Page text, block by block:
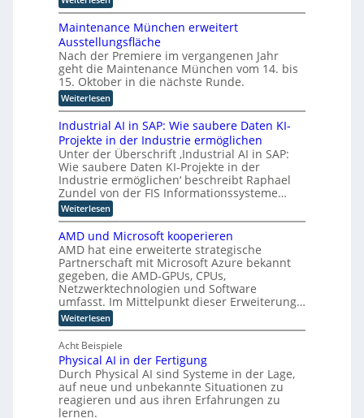
i
g
e
n
z
z
u
o
p
t
i
m
i
e
r
e
n
L
o
g
i
s
t
i
k
p
r
r
e
z
u
e
t
i
i
z
i
e
r
u
n
g
s
v
e
r
f
a
h
e
n
4
.
0
r
i
c
h
t
e
t
o
k
u
s
a
u
f
i
n
d
u
s
t
r
i
e
l
l
e
K
I
i
e
l
e
r
K
I
E
n
w
i
k
l
u
n
g
n
d
r
e
a
l
e
n
B
e
t
r
i
e
b
S
i
f
u
n
g
f
ü
r
h
u
m
a
n
o
i
d
e
R
o
b
o
t
i
k
u
n
K
I
g
e
g
r
Maintenance München erweitert
Ausstellungsfläche
Nach der Premiere im vergangenen Jahr
geht die Maintenance München vom 14. bis
15. Oktober in die nächste Runde.
Weiterlesen:
M
a
i
n
t
e
n
a
n
c
e
M
n
c
h
e
n
e
r
e
i
t
e
r
t
Industrial AI in SAP: Wie saubere Daten KI-
Projekte in der Industrie ermöglichen
Unter der Überschrift ‚Industrial AI in SAP:
Wie saubere Daten KI-Projekte in der
Industrie ermöglichen‘ beschreibt Raphael
Zundel von der FIS Informationssysteme…
Weiterlesen:
I
n
d
u
s
t
r
i
a
l
A
I
i
n
S
A
P
AMD und Microsoft kooperieren
AMD hat eine erweiterte strategische
Partnerschaft mit Microsoft Azure bekannt
gegeben, die AMD-GPUs, CPUs,
Netzwerktechnologien und Software
umfasst. Im Mittelpunkt dieser Erweiterung…
Weiterlesen:
A
M
D
u
n
d
M
i
Acht Beispiele
Physical AI in der Fertigung
Durch Physical AI sind Systeme in der Lage,
auf neue und unbekannte Situationen zu
reagieren und aus ihren Erfahrungen zu
lernen.